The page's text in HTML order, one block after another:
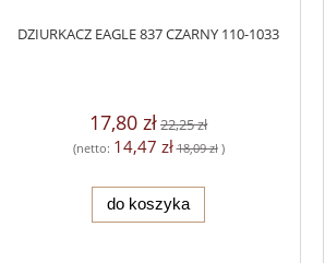
DZIURKACZ EAGLE 837 CZARNY 110-1033
17,80 zł22,25 zł
(netto: 14,47 zł 18,09 zł)
do koszyka